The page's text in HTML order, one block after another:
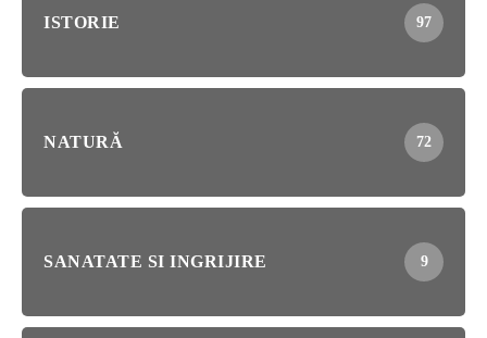
ISTORIE 97
NATURĂ 72
SANATATE SI INGRIJIRE 9